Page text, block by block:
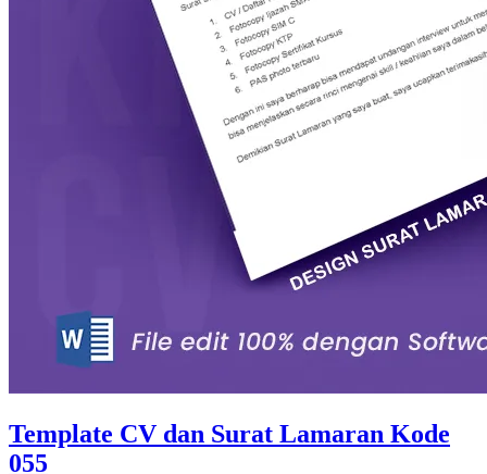
Template CV dan Surat Lamaran Kode
055